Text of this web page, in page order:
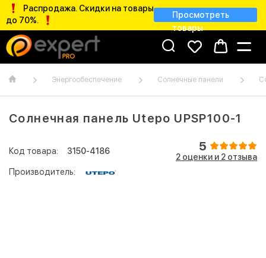
Распродажа. Скидки на товары
до 70%.
Просмотреть
товары
Энергообеспечение Солнечные панели
Солнечная панель Utepo UPSP100-1
Код товара: 3150-4186 5
2 оценки и 2 отзывa
Производитель: